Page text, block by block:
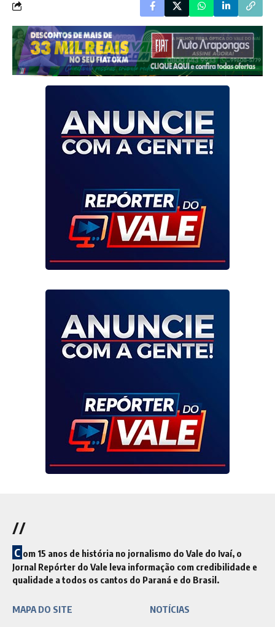
//
C om 15 anos de história no jornalismo do Vale do Ivaí, o
Jornal Repórter do Vale leva informação com credibilidade e
qualidade a todos os cantos do Paraná e do Brasil.
MAPA DO SITE NOTÍCIAS